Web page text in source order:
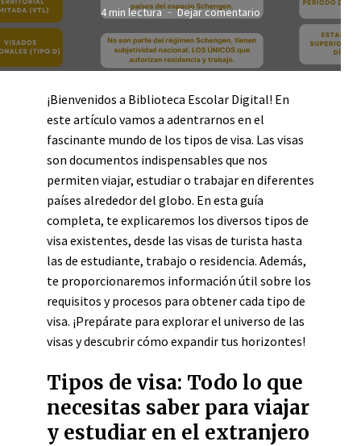
4 min lectura Dejar comentario
¡Bienvenidos a Biblioteca Escolar Digital! En
este artículo vamos a adentrarnos en el
fascinante mundo de los tipos de visa. Las visas
son documentos indispensables que nos
permiten viajar, estudiar o trabajar en diferentes
países alrededor del globo. En esta guía
completa, te explicaremos los diversos tipos de
visa existentes, desde las visas de turista hasta
las de estudiante, trabajo o residencia. Además,
te proporcionaremos información útil sobre los
requisitos y procesos para obtener cada tipo de
visa. ¡Prepárate para explorar el universo de las
visas y descubrir cómo expandir tus horizontes!
Tipos de visa: Todo lo que
necesitas saber para viajar
y estudiar en el extranjero